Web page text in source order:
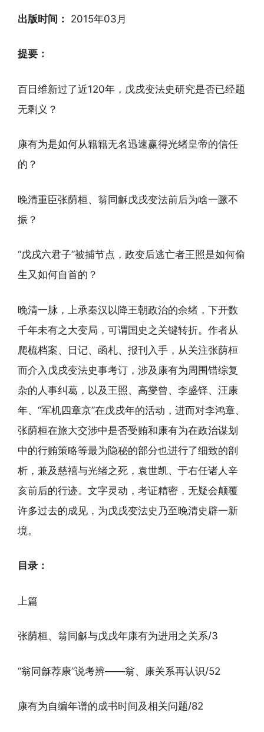
出版时间： 2015年03月
提要：
百日维新过了近120年，戊戌变法史研究是否已经题
无剩义？
康有为是如何从籍籍无名迅速赢得光绪皇帝的信任
的？
晚清重臣张荫桓、翁同龢戊戌变法前后为啥一蹶不
振？
“戊戌六君子”被捕节点，政变后逃亡者王照是如何偷
生又如何自首的？
晚清一脉，上承秦汉以降王朝政治的余绪，下开数
千年未有之大变局，可谓国史之关键转折。作者从
爬梳档案、日记、函札、报刊入手，从关注张荫桓
而介入戊戌变法史事考订，涉及康有为周围错综复
杂的人事纠葛，以及王照、高燮曾、李盛铎、汪康
年、“军机四章京”在戊戌年的活动，进而对李鸿章、
张荫桓在旅大交涉中是否受贿和康有为在政治谋划
中的行贿策略等最为隐秘的部分也进行了细致的剖
析，兼及慈禧与光绪之死，袁世凯、于右任诸人辛
亥前后的行迹。文字灵动，考证精密，无疑会颠覆
许多过去的成见，为戊戌变法史乃至晚清史辟一新
境。
目录：
上篇
张荫桓、翁同龢与戊戌年康有为进用之关系/3
“翁同龢荐康”说考辨——翁、康关系再认识/52
康有为自编年谱的成书时间及相关问题/82